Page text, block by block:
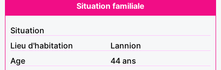
Situation familiale
Situation
Lieu d'habitation
Lannion
Age
44 ans